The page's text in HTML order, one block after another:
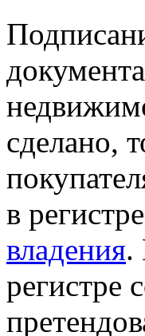
сделано,
в
владения.
регистре